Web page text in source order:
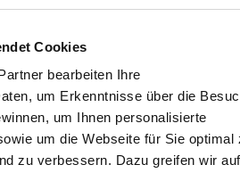
Cookies
bearbeiten Ihre
um Erkenntnisse über die
um Ihnen personalisierte
um die Webseite für Sie optimal
zu verbessern. Dazu greifen wir auf